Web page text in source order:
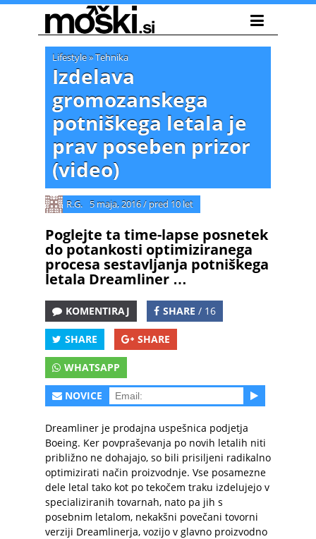
Lifestyle»Tehnika
Izdelava
gromozanskega
potniškega letala je
prav poseben prizor
(video)
R.G. 5 maja, 2016/ pred 10 let
Poglejte ta time-lapse posnetek
do potankosti optimiziranega
procesa sestavljanja potniškega
letala Dreamliner …
KOMENTIRAJ SHARE / 16
SHARE SHARE
WHATSAPP
NOVICE
Dreamliner je prodajna uspešnica podjetja
Boeing. Ker povpraševanja po novih letalih niti
približno ne dohajajo, so bili prisiljeni radikalno
optimizirati način proizvodnje. Vse posamezne
dele letal tako kot po tekočem traku izdelujejo v
specializiranih tovarnah, nato pa jih s
posebnim letalom, nekakšni povečani tovorni
verziji Dreamlinerja, vozijo v glavno proizvodno